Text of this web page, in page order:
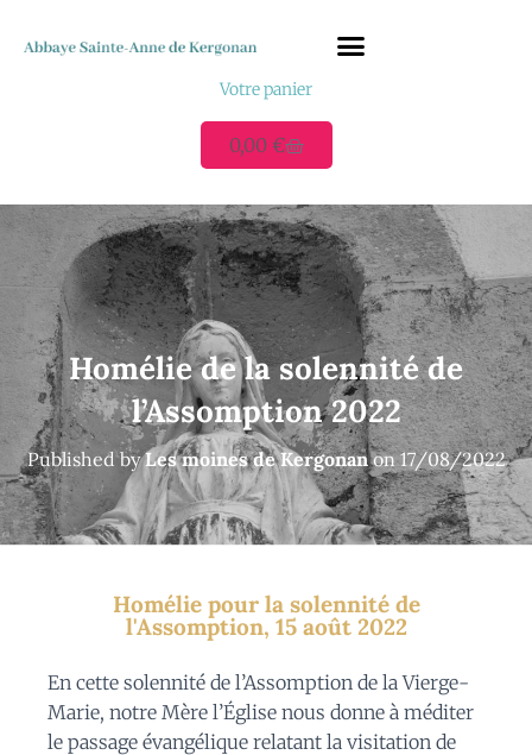
Votre panier
0,00 €
Homélie de la solennité de
l’Assomption 2022
Published byLes moines de Kergonanon17/08/2022
Homélie pour la solennité de
l'Assomption, 15 août 2022
En cette solennité de l’Assomption de la Vierge-
Marie, notre Mère l’Église nous donne à méditer
le passage évangélique relatant la visitation de